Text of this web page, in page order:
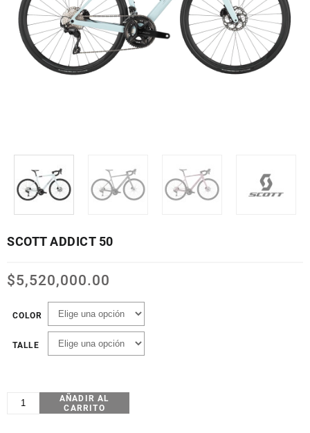
SCOTT ADDICT 50
$5,520,000.00
COLOR
TALLE
SCOTT
AÑADIR AL
CARRITO